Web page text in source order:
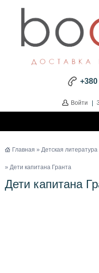
+380
Войти |
Главная » Детская литература
» Дети капитана Гранта
Дети капитана